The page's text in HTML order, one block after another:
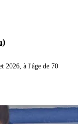
2026, à l'âge de 70